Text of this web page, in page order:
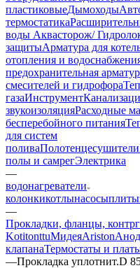
пластиковыеДымоходы
термостатика
воды Аквасторож/
защитыАрматура для
отопления и
предохранительная
смесителей и гидрофора
газаИнструмент
звукоизоляцияРасходные
бесперебойного питания
для систем
поливаПолотенцесушители
полы и самрегЭлектрика
—
водонагреватели
колонкикотлынасосыплиты
—
Прокладки, фланцы,
KotitonttuМидеяAriston
клапанаТермостаты и
—Прокладка уплотнит.D